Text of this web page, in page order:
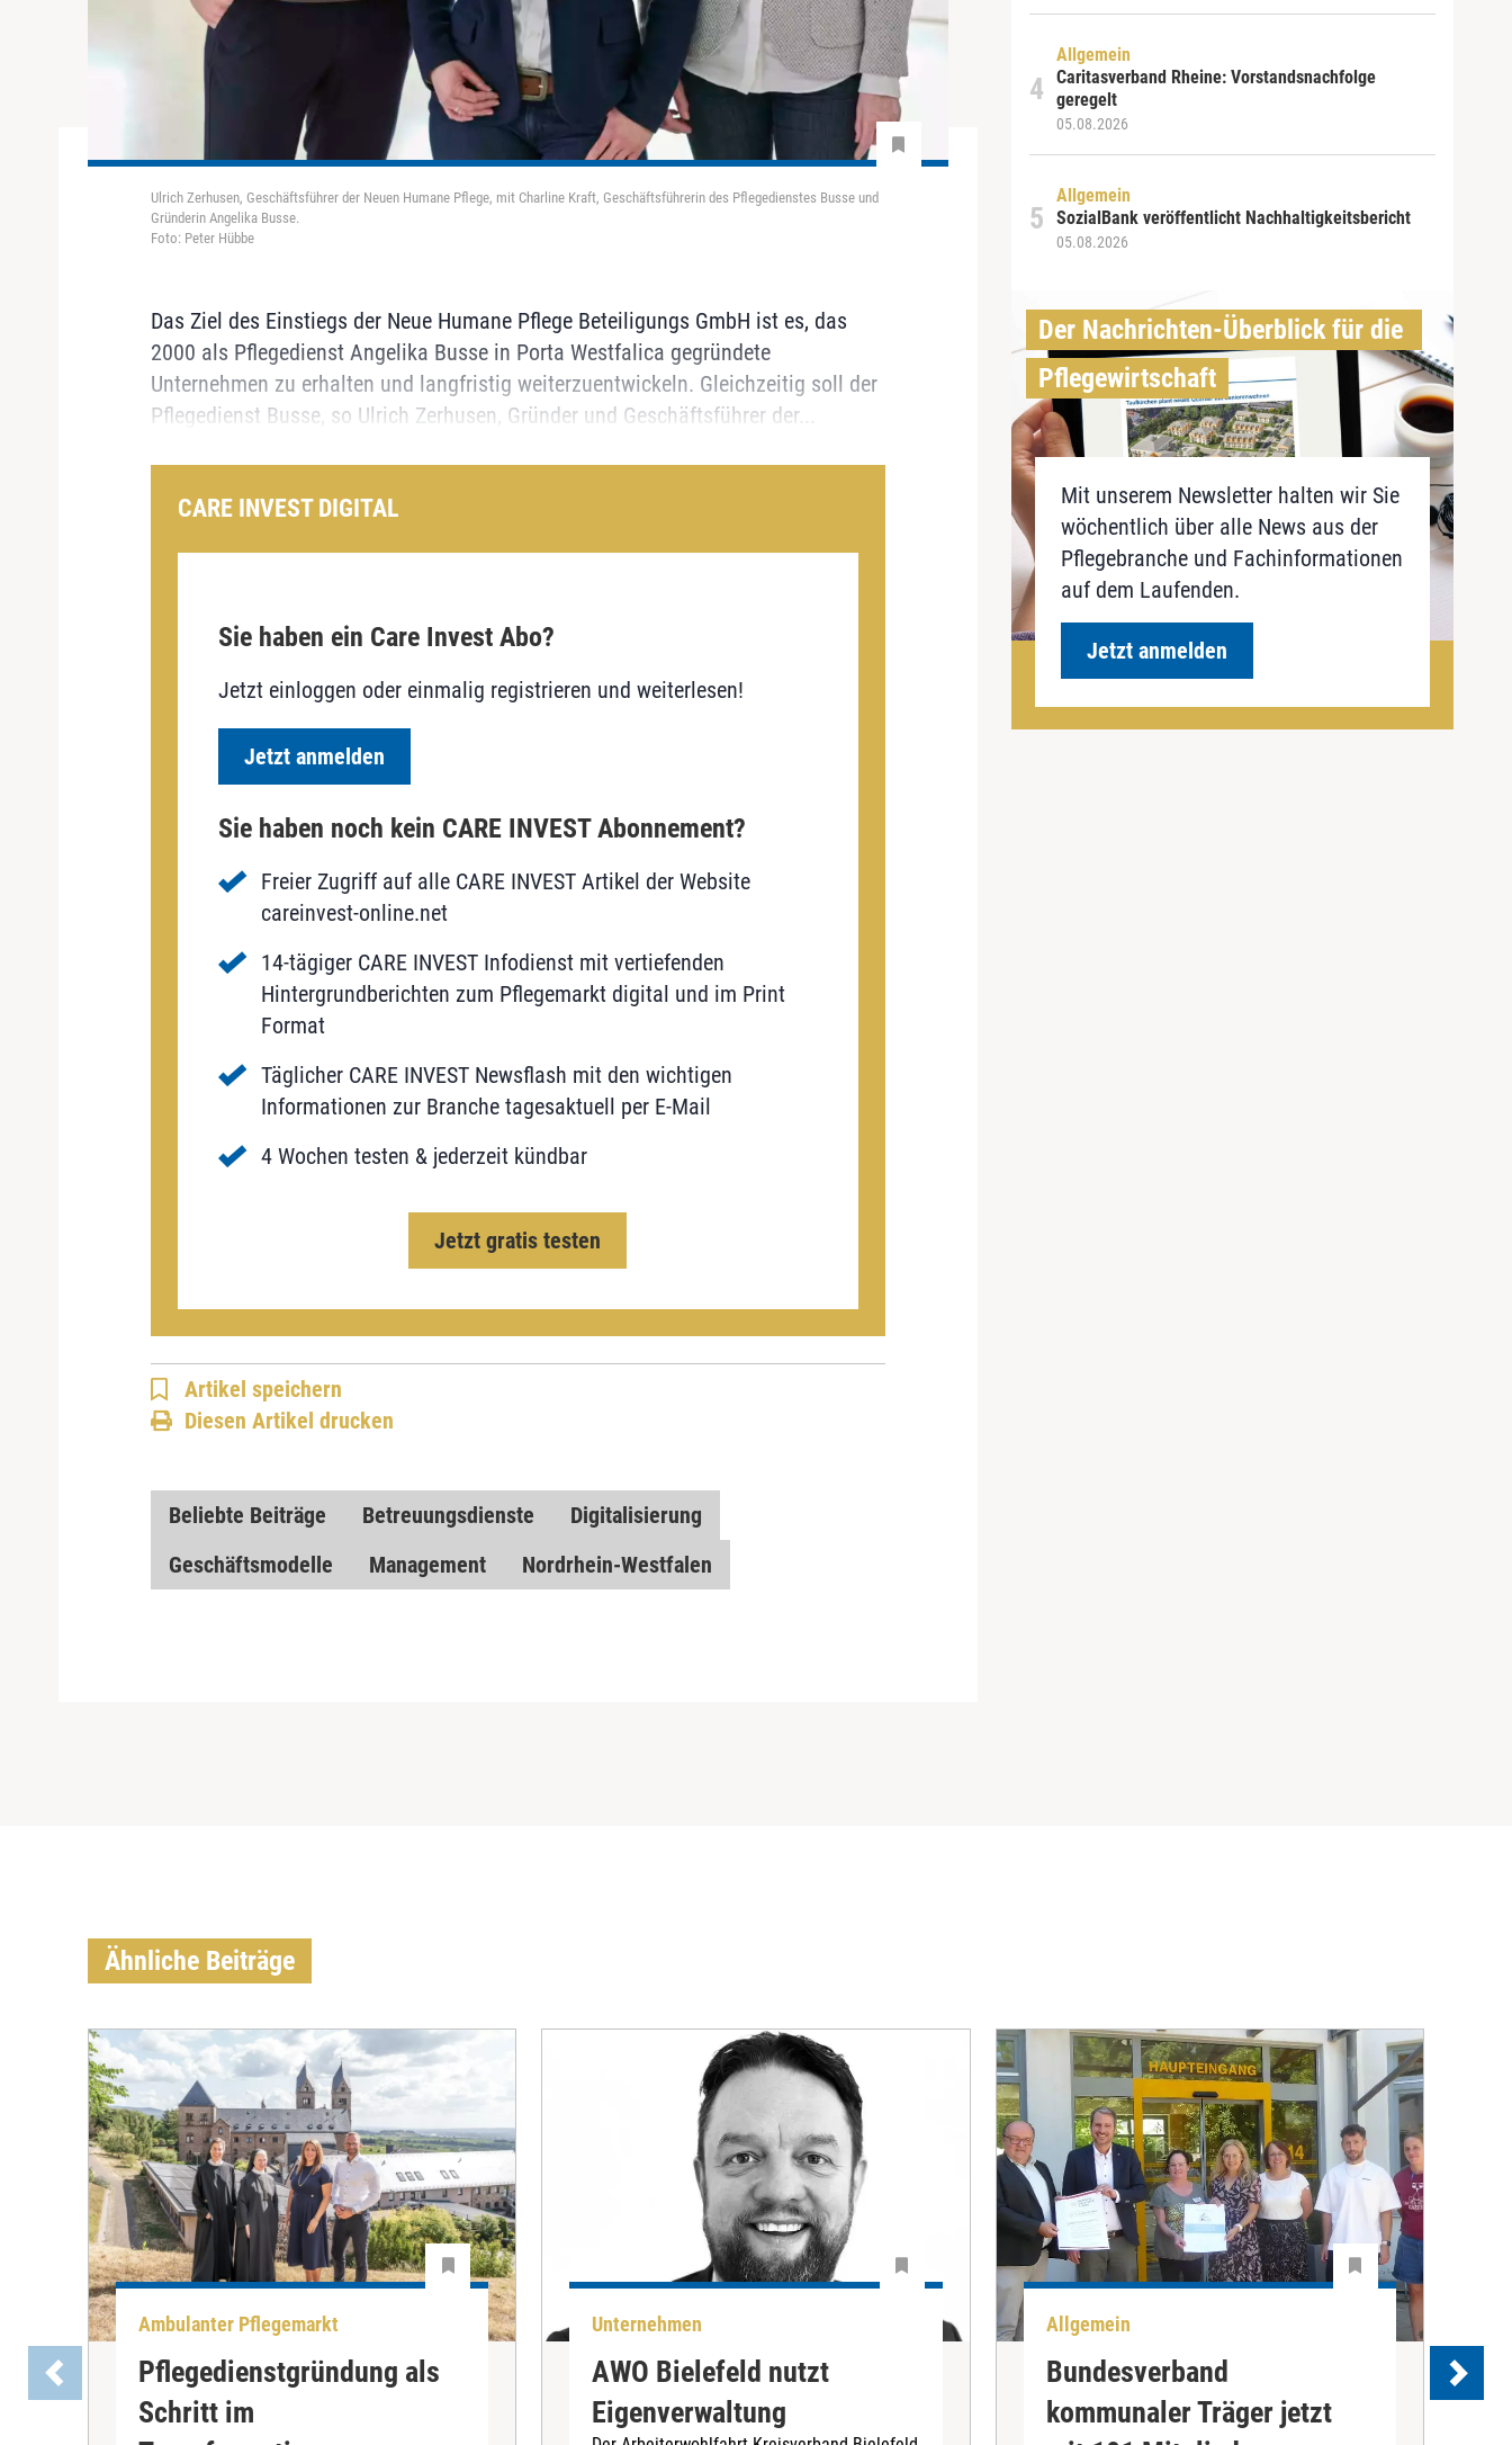
Ulrich Zerhusen, Geschäftsführer der Neuen Humane Pflege, mit Charline Kraft, Geschäftsführerin des Pflegedienstes Busse und
Gründerin Angelika Busse.
Foto: Peter Hübbe
Das Ziel des Einstiegs der Neue Humane Pflege Beteiligungs GmbH ist es, das
2000 als Pflegedienst Angelika Busse in Porta Westfalica gegründete
Unternehmen zu erhalten und langfristig weiterzuentwickeln. Gleichzeitig soll der
Pflegedienst Busse, so Ulrich Zerhusen, Gründer und Geschäftsführer der...
CARE INVEST DIGITAL
Sie haben ein Care Invest Abo?
Jetzt einloggen oder einmalig registrieren und weiterlesen!
Jetzt anmelden
Sie haben noch kein CARE INVEST Abonnement?
Freier Zugriff auf alle CARE INVEST Artikel der Website
careinvest-online.net
14-tägiger CARE INVEST Infodienst mit vertiefenden
Hintergrundberichten zum Pflegemarkt digital und im Print
Format
Täglicher CARE INVEST Newsflash mit den wichtigen
Informationen zur Branche tagesaktuell per E-Mail
4 Wochen testen & jederzeit kündbar
Jetzt gratis testen
Artikel speichern
Diesen Artikel drucken
Beliebte Beiträge Betreuungsdienste
Digitalisierung
Geschäftsmodelle
Management Nordrhein-Westfalen
Allgemein
Caritasverband Rheine: Vorstandsnachfolge
geregelt
05.08.2026
Allgemein
SozialBank veröffentlicht Nachhaltigkeitsbericht
05.08.2026
Der Nachrichten-Überblick für die
Pflegewirtschaft
Mit unserem Newsletter halten wir Sie
wöchentlich über alle News aus der
Pflegebranche und Fachinformationen
auf dem Laufenden.
Jetzt anmelden
Ähnliche Beiträge
Ambulanter Pflegemarkt
Pflegedienstgründung als
Schritt im
Unternehmen
AWO Bielefeld nutzt
Eigenverwaltung
Allgemein
Bundesverband
kommunaler Träger jetzt